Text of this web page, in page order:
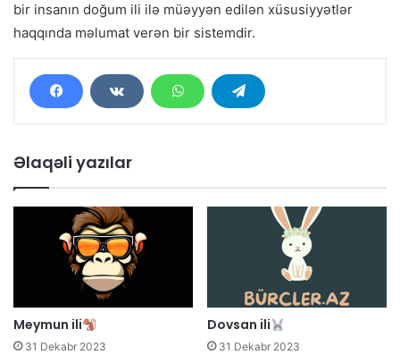
bir insanın doğum ili ilə müəyyən edilən xüsusiyyətlər
haqqında məlumat verən bir sistemdir.
Əlaqəli yazılar
Meymun ili
31 Dekabr 2023
Dovsan ili
31 Dekabr 2023